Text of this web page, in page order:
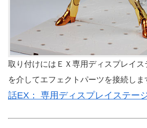
取り付けにはＥＸ専用ディスプレイ
を介してエフェクトパーツを接続しま
話EX： 専用ディスプレイステー